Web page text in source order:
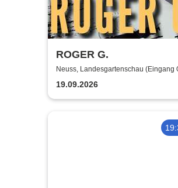
ROGER G.
Neuss, Landesgartenschau (Eingang
19.09.2026